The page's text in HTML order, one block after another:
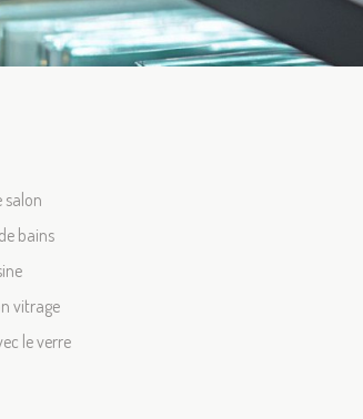
salon
bains
vitrage
le verre